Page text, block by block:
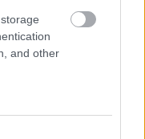
and other